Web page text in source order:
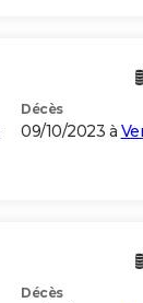
Décès
09/10/2023 à
Décès